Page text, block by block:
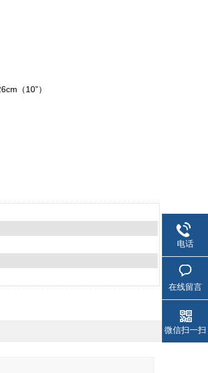
（10”）
电话
在线留言
微信扫一扫